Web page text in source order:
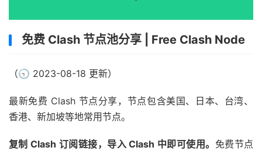
免费 Clash 节点池分享 | Free Clash Node
（🕤 2023-08-18 更新）
最新免费 Clash 节点分享，节点包含美国、日本、台湾、
香港、新加坡等地常用节点。
复制 Clash 订阅链接，导入 Clash 中即可使用。 免费节点